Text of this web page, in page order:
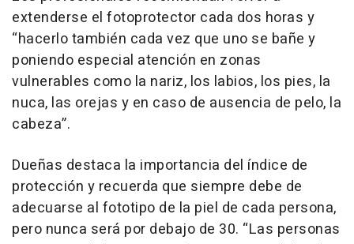
extenderse el fotoprotector cada dos horas y
“hacerlo también cada vez que uno se bañe y
poniendo especial atención en zonas
vulnerables como la nariz, los labios, los pies, la
nuca, las orejas y en caso de ausencia de pelo, la
cabeza”.
Dueñas destaca la importancia del índice de
protección y recuerda que siempre debe de
adecuarse al fototipo de la piel de cada persona,
pero nunca será por debajo de 30. “Las personas